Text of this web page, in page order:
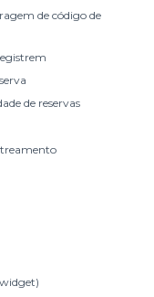
de código de
de reservas